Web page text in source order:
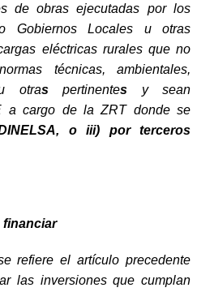
de obras ejecutadas por los
Gobiernos Locales u otras
eléctricas rurales que no
técnicas, ambientales,
otraspertinentes y sean
cargo de la ZRT donde se
o iii) por terceros
financiar
refiere el artículo precedente
las inversiones que cumplan